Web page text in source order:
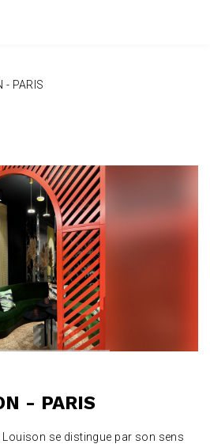
- PARIS
- PARIS
Louison se distingue par son sens